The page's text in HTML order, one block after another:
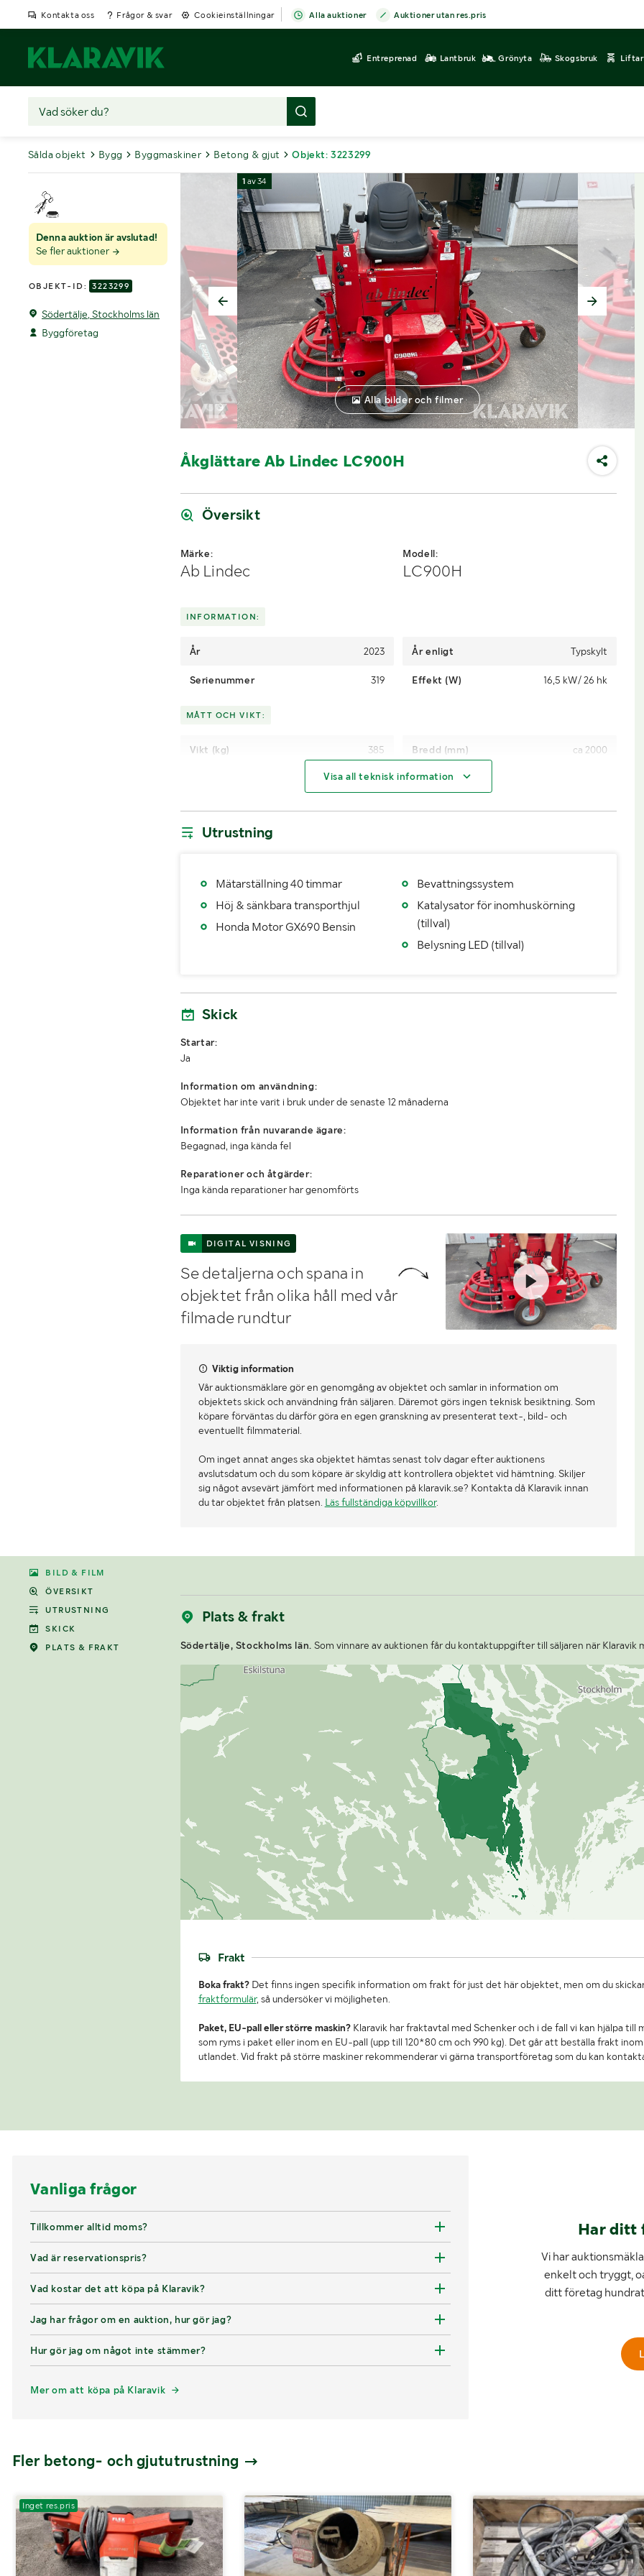
Kontakta oss Frågor & svar Cookieinställningar Alla auktioner Auktioner utan res.pris
Entreprenad Lantbruk Grönyta Skogsbruk Liftar
Sålda objekt Bygg Byggmaskiner Betong & gjut Objekt: 3223299
Denna auktion är avslutad!
Se fler auktioner
OBJEKT-ID: 3223299
Södertälje, Stockholms län
Byggföretag
BILD & FILM
ÖVERSIKT
UTRUSTNING
SKICK
PLATS & FRAKT
1 av34
Alla bilder och filmer
Åkglättare Ab Lindec LC900H
Översikt
Märke:
Ab Lindec
Modell:
LC900H
INFORMATION:
År 2023 År enligt Typskylt
Serienummer 319 Effekt (W) 16,5 kW/ 26 hk
MÅTT OCH VIKT:
Vikt (kg) 385 Bredd (mm) ca 2000
Visa all teknisk information
Utrustning
Mätarställning 40 timmar
Höj & sänkbara transporthjul
Honda Motor GX690 Bensin
Bevattningssystem
Katalysator för inomhuskörning
(tillval)
Belysning LED (tillval)
Skick
Startar:
Ja
Information om användning:
Objektet har inte varit i bruk under de senaste 12 månaderna
Information från nuvarande ägare:
Begagnad, inga kända fel
Reparationer och åtgärder:
Inga kända reparationer har genomförts
DIGITAL VISNING
Se detaljerna och spana in
objektet från olika håll med vår
filmade rundtur
Viktig information
Vår auktionsmäklare gör en genomgång av objektet och samlar in information om
objektets skick och användning från säljaren. Däremot görs ingen teknisk besiktning. Som
köpare förväntas du därför göra en egen granskning av presenterat text-, bild- och
eventuellt filmmaterial.
Om inget annat anges ska objektet hämtas senast tolv dagar efter auktionens
avslutsdatum och du som köpare är skyldig att kontrollera objektet vid hämtning. Skiljer
sig något avsevärt jämfört med informationen på klaravik.se? Kontakta då Klaravik innan
du tar objektet från platsen. Läs fullständiga köpvillkor.
Plats & frakt
Södertälje, Stockholms län. Som vinnare av auktionen får du kontaktuppgifter till säljaren när Klaravik
Frakt
Boka frakt?Det finns ingen specifik information om frakt för just det här objektet, men om du
fraktformulär, så undersöker vi möjligheten.
Paket, EU-pall eller större maskin?Klaravik har fraktavtal med Schenker och i de fall vi kan hjälpa till
som ryms i paket eller inom en EU-pall (upp till 120*80 cm och 990 kg). Det går att beställa frakt
utlandet. Vid frakt på större maskiner rekommenderar vi gärna transportföretag som du kan
Vanliga frågor
Tillkommer alltid moms?
Vad är reservationspris?
Vad kostar det att köpa på Klaravik?
Jag har frågor om en auktion, hur gör jag?
Hur gör jag om något inte stämmer?
Mer om att köpa på Klaravik
Har ditt
Vi har
enkelt och tryggt,
ditt företag
Fler betong- och gjututrustning
Inget res.pris